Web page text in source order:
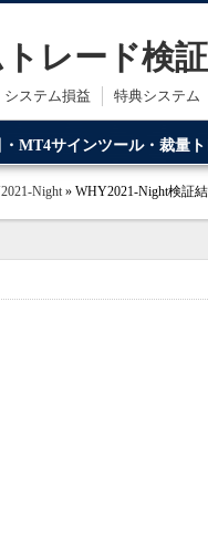
レード検
システム損益 特典システム
MT4サインツール・裁量
。
Night » WHY2021-Night検証